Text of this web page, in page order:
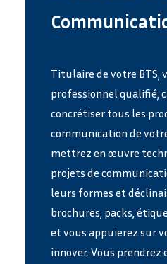
Titulaire de votre BTS,
professionnel qualifié,
concrétiser tous les
communication de
mettrez en œuvre
projets de
leurs formes et
brochures, packs,
et vous appuierez sur
innover. Vous prendrez